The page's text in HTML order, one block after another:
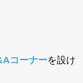
コーナーを設け